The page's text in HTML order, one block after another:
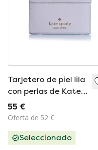
Tarjetero de piel lila
con perlas de Kate
Spade
55 €
Oferta de 52 €
Seleccionado